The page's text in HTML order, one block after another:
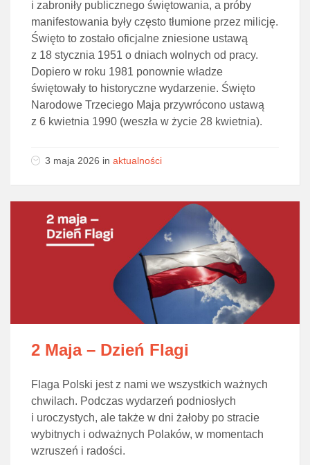
i zabroniły publicznego świętowania, a próby
manifestowania były często tłumione przez milicję.
Święto to zostało oficjalne zniesione ustawą
z 18 stycznia 1951 o dniach wolnych od pracy.
Dopiero w roku 1981 ponownie władze
świętowały to historyczne wydarzenie. Święto
Narodowe Trzeciego Maja przywrócono ustawą
z 6 kwietnia 1990 (weszła w życie 28 kwietnia).
3 maja 2026 in aktualności
2 Maja – Dzień Flagi
Flaga Polski jest z nami we wszystkich ważnych
chwilach. Podczas wydarzeń podniosłych
i uroczystych, ale także w dni żałoby po stracie
wybitnych i odważnych Polaków, w momentach
wzruszeń i radości.